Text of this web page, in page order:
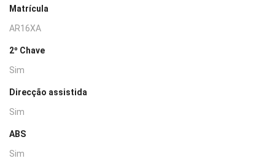
Matrícula
AR16XA
2º Chave
Sim
Direcção assistida
Sim
ABS
Sim